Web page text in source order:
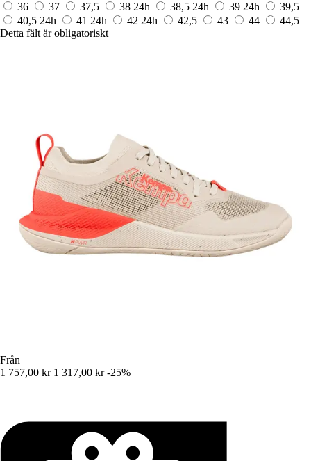
36
37 37,5 38 24h 38,5 24h 39 24h
39,5
40,5 24h 41 24h 42 24h 42,5 43 44
44,5
Detta fält är obligatoriskt
Från
1 757,00 kr 1 317,00 kr -25%